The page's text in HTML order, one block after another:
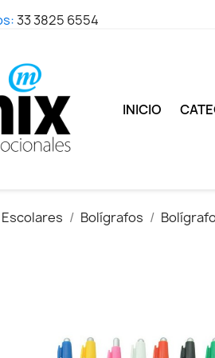
33 3825 6554
INICIO
Escolares Bolígrafos